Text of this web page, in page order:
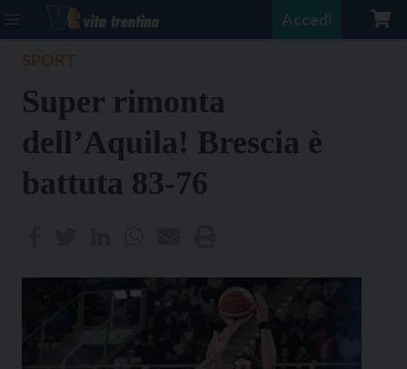
Accedi
Super rimonta
dell’Aquila! Brescia è
battuta 83-76